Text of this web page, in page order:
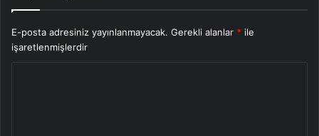
E-posta adresiniz yayınlanmayacak. Gerekli alanlar * ile
işaretlenmişlerdir